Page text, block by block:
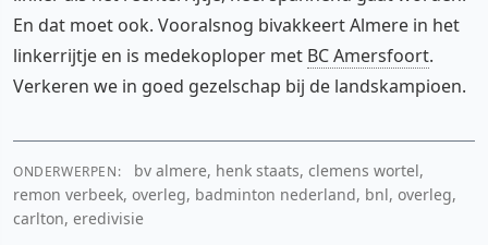
En dat moet ook. Vooralsnog bivakkeert Almere in het
linkerrijtje en is medekoploper met BC Amersfoort.
Verkeren we in goed gezelschap bij de landskampioen.
ONDERWERPEN:
bv almere, henk staats, clemens wortel,
remon verbeek, overleg, badminton nederland, bnl, overleg,
carlton, eredivisie